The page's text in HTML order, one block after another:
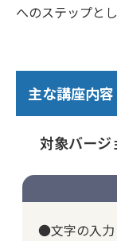
へのステップと
主な講座内容
対象バー
●文字の入力